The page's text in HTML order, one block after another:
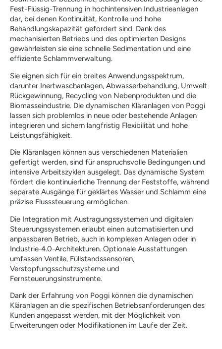
Fest-Flüssig-Trennung in hochintensiven Industrieanlagen
dar, bei denen Kontinuität, Kontrolle und hohe
Behandlungskapazität gefordert sind. Dank des
mechanisierten Betriebs und des optimierten Designs
gewährleisten sie eine schnelle Sedimentation und eine
effiziente Schlammverwaltung.
Sie eignen sich für ein breites Anwendungsspektrum,
darunter Inertwaschanlagen, Abwasserbehandlung, Umwelt-
Rückgewinnung, Recycling von Nebenprodukten und die
Biomasseindustrie. Die dynamischen Kläranlagen von Poggi
lassen sich problemlos in neue oder bestehende Anlagen
integrieren und sichern langfristig Flexibilität und hohe
Leistungsfähigkeit.
Die Kläranlagen können aus verschiedenen Materialien
gefertigt werden, sind für anspruchsvolle Bedingungen und
intensive Arbeitszyklen ausgelegt. Das dynamische System
fördert die kontinuierliche Trennung der Feststoffe, während
separate Ausgänge für geklärtes Wasser und Schlamm eine
präzise Flusssteuerung ermöglichen.
Die Integration mit Austragungssystemen und digitalen
Steuerungssystemen erlaubt einen automatisierten und
anpassbaren Betrieb, auch in komplexen Anlagen oder in
Industrie‑4.0-Architekturen. Optionale Ausstattungen
umfassen Ventile, Füllstandssensoren,
Verstopfungsschutzsysteme und
Fernsteuerungsinstrumente.
Dank der Erfahrung von Poggi können die dynamischen
Kläranlagen an die spezifischen Betriebsanforderungen des
Kunden angepasst werden, mit der Möglichkeit von
Erweiterungen oder Modifikationen im Laufe der Zeit.